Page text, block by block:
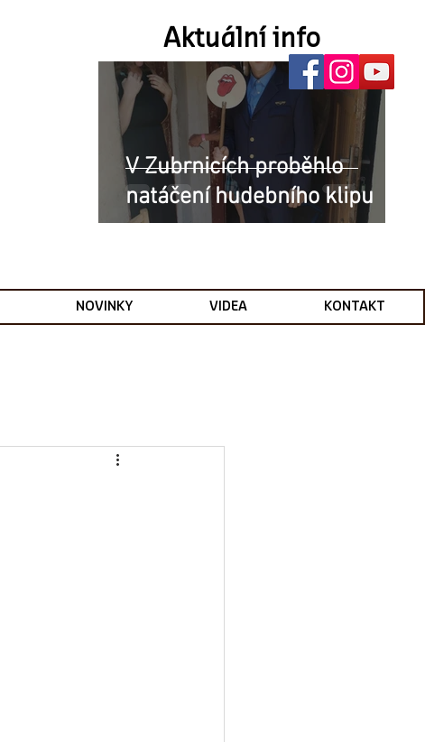
Aktuální info
V Zubrnicích proběhlo
natáčení hudebního klipu
NOVINKY VIDEA KONTAKT